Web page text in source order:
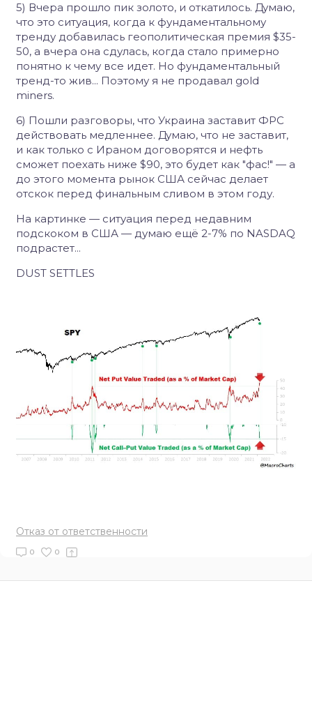
5) Вчера прошло пик золото, и откатилось. Думаю,
что это ситуация, когда к фундаментальному
тренду добавилась геополитическая премия $35-
50, а вчера она сдулась, когда стало примерно
понятно к чему все идет. Но фундаментальный
тренд-то жив... Поэтому я не продавал gold
miners.
6) Пошли разговоры, что Украина заставит ФРС
действовать медленнее. Думаю, что не заставит,
и как только с Ираном договорятся и нефть
сможет поехать ниже $90, это будет как "фас!" — а
до этого момента рынок США сейчас делает
отскок перед финальным сливом в этом году.
На картинке — ситуация перед недавним
подскоком в США — думаю ещё 2-7% по NASDAQ
подрастет...
DUST SETTLES
Отказ от ответственности
0 0